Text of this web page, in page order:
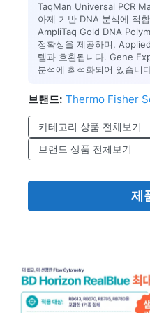
TaqMan Universal PCR
아제 기반 DNA 분석에 적
AmpliTaq Gold DNA
정확성을 제공하며,
템과 호환됩니다. Gene
분석에 최적화되어 있습니
브랜드: Thermo Fisher
카테고리 상품 전체보기
브랜드 상품 전체보기
제